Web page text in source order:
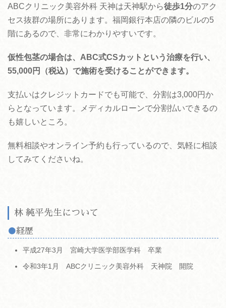
ABCクリニック美容外科 天神は天神駅から徒歩1分のアク
セス抜群の場所にあります。福岡銀行本店の隣のビルの5
階にあるので、非常にわかりやすいです。
仮性包茎の場合は、ABC式CSカットという治療を行い、
55,000円（税込）で施術を受けることができます。
支払いはクレジットカードでも可能で、分割は3,000円か
らとなっています。メディカルローンで分割払いできるの
も嬉しいところ。
無料相談やオンライン予約も行っているので、気軽に相談
してみてくださいね。
林 純平先生について
経歴
平成27年3月 宮崎大学医学部医学科 卒業
令和3年1月 ABCクリニック美容外科 天神院 開院